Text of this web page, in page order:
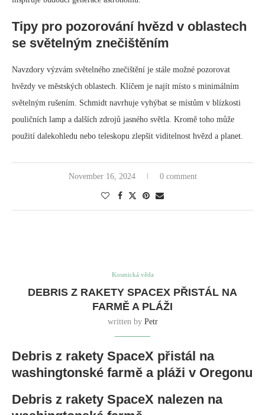
Tipy pro pozorování hvězd v oblastech
se světelným znečištěním
Navzdory výzvám světelného znečištění je stále možné pozorovat
hvězdy ve městských oblastech. Klíčem je najít místo s minimálním
světelným rušením. Schmidt navrhuje vyhýbat se místům v blízkosti
pouličních lamp a dalších zdrojů jasného světla. Kromě toho může
použití dalekohledu nebo teleskopu zlepšit viditelnost hvězd a planet.
November 16, 2024 0 comment
Kosmická věda
DEBRIS Z RAKETY SPACEX PŘISTÁL NA
FARMĚ A PLÁŽI
written by Petr
Debris z rakety SpaceX přistál na
washingtonské farmě a pláži v Oregonu
Debris z rakety SpaceX nalezen na